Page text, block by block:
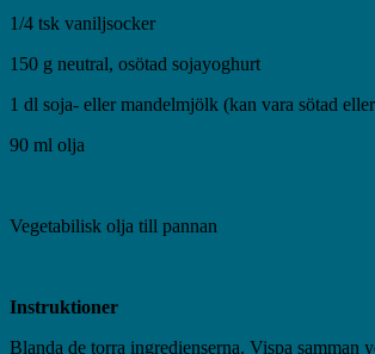
1/4 tsk vaniljsocker
150 g neutral, osötad sojayoghurt
1 dl soja- eller mandelmjölk (kan vara sötad
90 ml olja
Vegetabilisk olja till pannan
Instruktioner
Blanda de torra ingredienserna. Vispa samman